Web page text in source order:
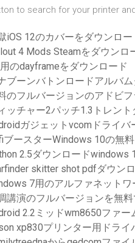
to search for your printer
iOS 12のカバーをダウンロ
4 Mods Steamをダウンロ
のdayframeをダウンロード
ブーンバトンロードアルバ
のフルバージョンのアドビ
ッチャー2パッチ1.3トレント
ガジェットvcomドライバ
ブースターWindows 10の無
2.5ダウンロードwindows
skitter shot pdfダウン
7用のアルファネット
講演のフルバージョンを無
2.2ミッドwm8650ファー
xp830プリンター用ドラ